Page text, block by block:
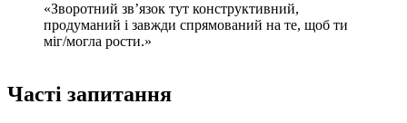
«Зворотний зв’язок тут конструктивний,
продуманий і завжди спрямований на те, щоб ти
міг/могла рости.»
Часті запитання